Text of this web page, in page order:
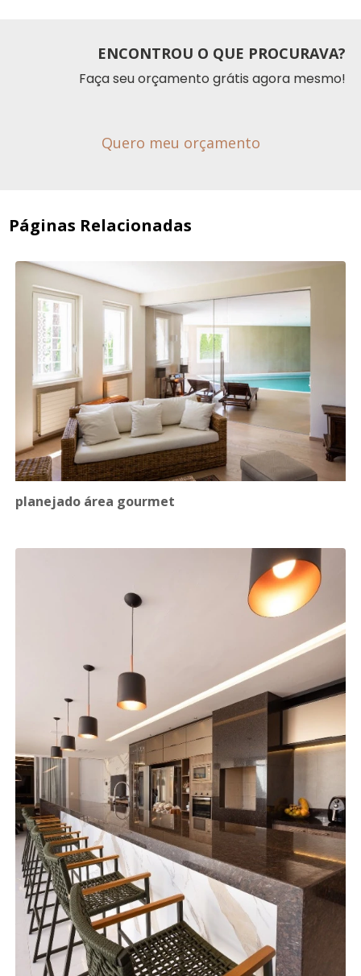
ENCONTROU O QUE PROCURAVA?
Faça seu orçamento grátis agora mesmo!
Quero meu orçamento
Páginas Relacionadas
planejado área gourmet